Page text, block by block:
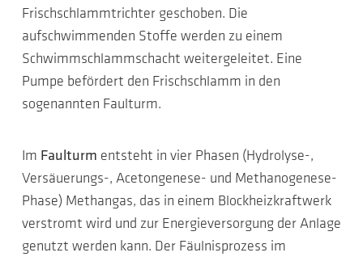
Frischschlammtrichter geschoben. Die
aufschwimmenden Stoffe werden zu einem
Schwimmschlammschacht weitergeleitet. Eine
Pumpe befördert den Frischschlamm in den
sogenannten Faulturm.
Im Faulturm entsteht in vier Phasen (Hydrolyse-,
Versäuerungs-, Acetongenese- und Methanogenese-
Phase) Methangas, das in einem Blockheizkraftwerk
verstromt wird und zur Energieversorgung der Anlage
genutzt werden kann. Der Fäulnisprozess im